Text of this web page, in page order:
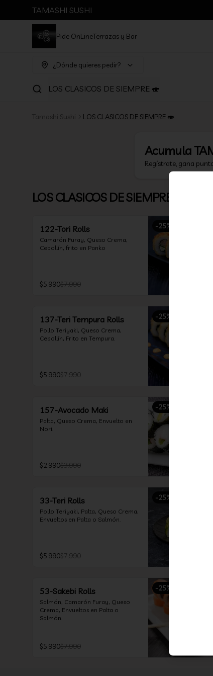
TAMASHI SUSHI
Pide OnLineTerrazas y Bar
¿Dónde quieres pedir?
LOS CLASICOS DE SIEMPRE 🍣
Tamashi Sushi LOS CLASICOS DE SIEMPRE 🍣
Acumula
Regístrate, gana
LOS CLASICOS DE SIEMPRE 🍣
-25%
122-Tori Rolls
Camarón Furay, Queso Crema,
Cebollín, frito en Panko
$5.990$7.990
-25%
137-Teri Tempura Rolls
Pollo Teriyaki, Queso Crema,
Cebollín, Frito en Tempura.
$5.990$7.990
-25%
157-Avocado Maki
Palta, Queso Crema, Envuelto en
Nori.
$2.990$3.990
-25%
33-Teri Rolls
Pollo Teriyaki, Palta, Queso Crema,
Envueltos en Palta o Salmón.
$5.990$7.990
-25%
53-Sakebi Rolls
Salmón, Camarón Furay, Queso
Crema, Envueltos en Palta o
Salmón.
$5.990$7.990